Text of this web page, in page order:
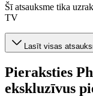
Šī atsauksme tika
TV
Lasīt visas
Pieraksties
ekskluzīvus